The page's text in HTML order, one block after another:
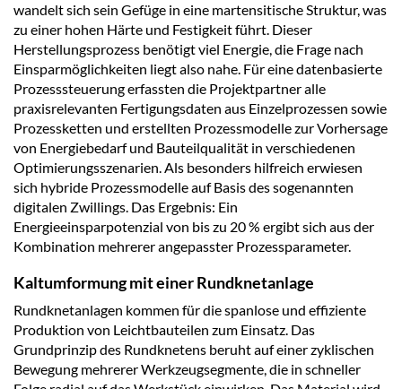
wandelt sich sein Gefüge in eine martensitische Struktur, was
zu einer hohen Härte und Festigkeit führt. Dieser
Herstellungsprozess benötigt viel Energie, die Frage nach
Einsparmöglichkeiten liegt also nahe. Für eine datenbasierte
Prozesssteuerung erfassten die Projektpartner alle
praxisrelevanten Fertigungsdaten aus Einzelprozessen sowie
Prozessketten und erstellten Prozessmodelle zur Vorhersage
von Energiebedarf und Bauteilqualität in verschiedenen
Optimierungsszenarien. Als besonders hilfreich erwiesen
sich hybride Prozessmodelle auf Basis des sogenannten
digitalen Zwillings. Das Ergebnis: Ein
Energieeinsparpotenzial von bis zu 20 % ergibt sich aus der
Kombination mehrerer angepasster Prozessparameter.
Kaltumformung mit einer Rundknetanlage
Rundknetanlagen kommen für die spanlose und effiziente
Produktion von Leichtbauteilen zum Einsatz. Das
Grundprinzip des Rundknetens beruht auf einer zyklischen
Bewegung mehrerer Werkzeugsegmente, die in schneller